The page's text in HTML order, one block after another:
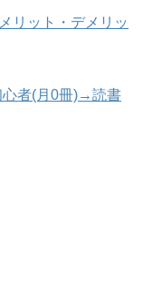
リット・デメリッ
心者(月0冊)→読書